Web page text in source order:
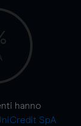
hanno
SpA